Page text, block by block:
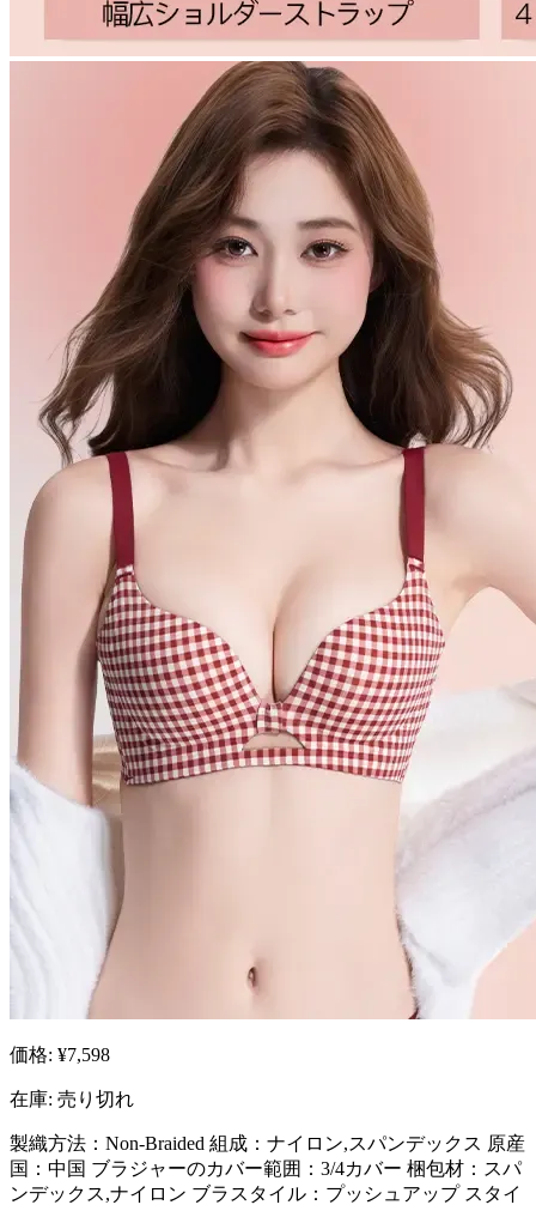
価格: ¥7,598
在庫: 売り切れ
製織方法：Non-Braided 組成：ナイロン,スパンデックス 原産
国：中国 ブラジャーのカバー範囲：3/4カバー 梱包材：スパ
ンデックス,ナイロン ブラスタイル：プッシュアップ スタイ